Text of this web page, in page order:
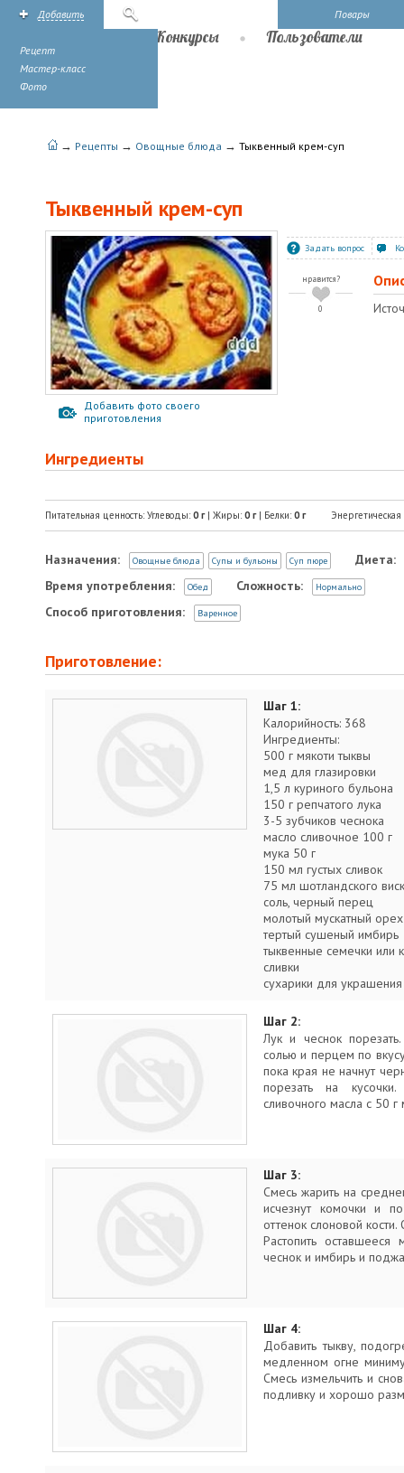
Повары
Добавить
Рецепт
Мастер-класс
Фото
Конкурсы Пользователи
→ Рецепты → Овощные блюда → Тыквенный крем-суп
Тыквенный крем-суп
Добавить фото своего
приготовления
Задать вопрос
нравится?
0
Ингредиенты
Питательная ценность: Углеводы: 0 г| Жиры: 0 г| Белки: 0 г
Назначения: Овощные блюда Супы и бульоны Суп пюре
Диета:
Время употребления:
Обед Сложность: Нормально
Способ приготовления: Варенное
Приготовление:
Шаг 1:
Калорийность: 368
Ингредиенты:
500 г мякоти тыквы
мед для глазировки
1,5 л куриного бульона
150 г репчатого лука
3-5 зубчиков чеснока
масло сливочное 100 г
мука 50 г
150 мл густых сливок
75 мл шотландского
соль, черный перец
молотый мускатный орех
тертый сушеный имбирь
тыквенные семечки или
сливки
сухарики для украшения
Шаг 2:
Лук и чеснок
солью и перцем по
пока края не начнут
порезать на
сливочного масла с 50
Шаг 3:
Смесь жарить на
исчезнут комочки и
оттенок слоновой кости.
Растопить
чеснок и имбирь и
Шаг 4:
Добавить тыкву,
медленном огне
Смесь измельчить и
подливку и хорошо